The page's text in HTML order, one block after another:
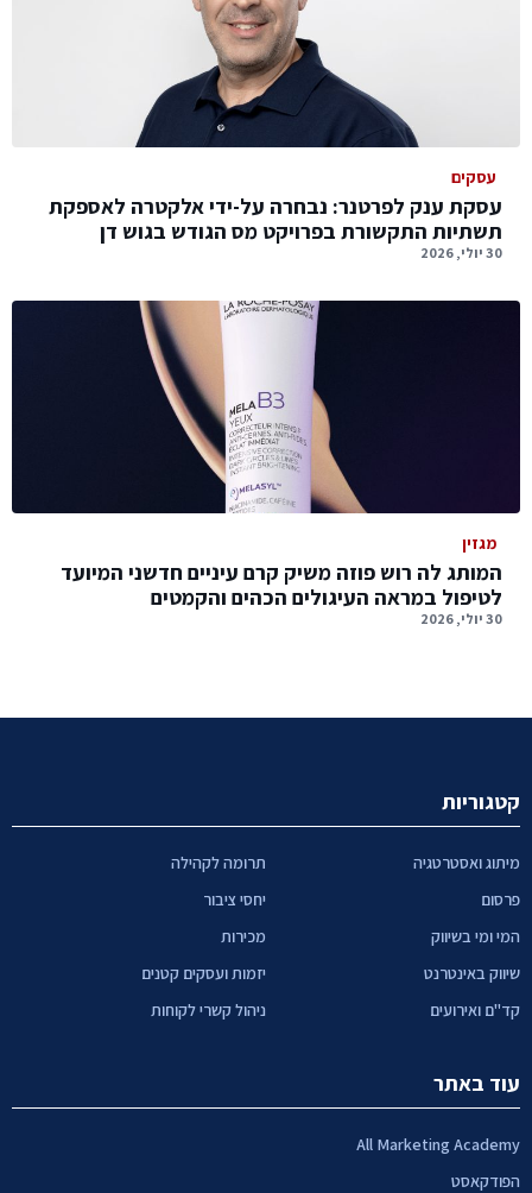
עסקים
עסקת ענק לפרטנר: נבחרה על-ידי אלקטרה לאספקת
תשתיות התקשורת בפרויקט מס הגודש בגוש דן
30 יולי, 2026
מגזין
המותג לה רוש פוזה משיק קרם עיניים חדשני המיועד
לטיפול במראה העיגולים הכהים והקמטים
30 יולי, 2026
קטגוריות
מיתוג ואסטרטגיה
פרסום
המי ומי בשיווק
שיווק באינטרנט
קד"ם ואירועים
תרומה לקהילה
יחסי ציבור
מכירות
יזמות ועסקים קטנים
ניהול קשרי לקוחות
עוד באתר
All Marketing Academy
הפודקאסט